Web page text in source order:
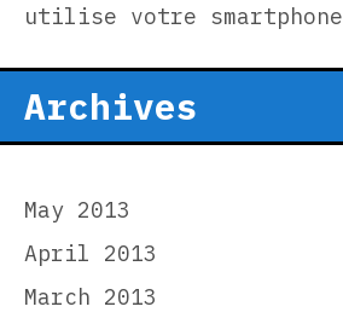
utilise votre smartphone
Archives
May 2013
April 2013
March 2013